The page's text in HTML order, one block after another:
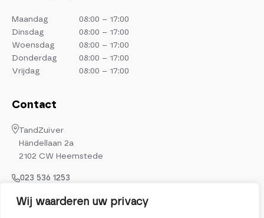
Wij waarderen uw privacy
Maandag
08:00 – 17:00
Dinsdag
08:00 – 17:00
Woensdag
08:00 – 17:00
Donderdag
08:00 – 17:00
Vrijdag
08:00 – 17:00
Contact
TandZuiver
Händellaan 2a
2102 CW Heemstede
023 536 1253